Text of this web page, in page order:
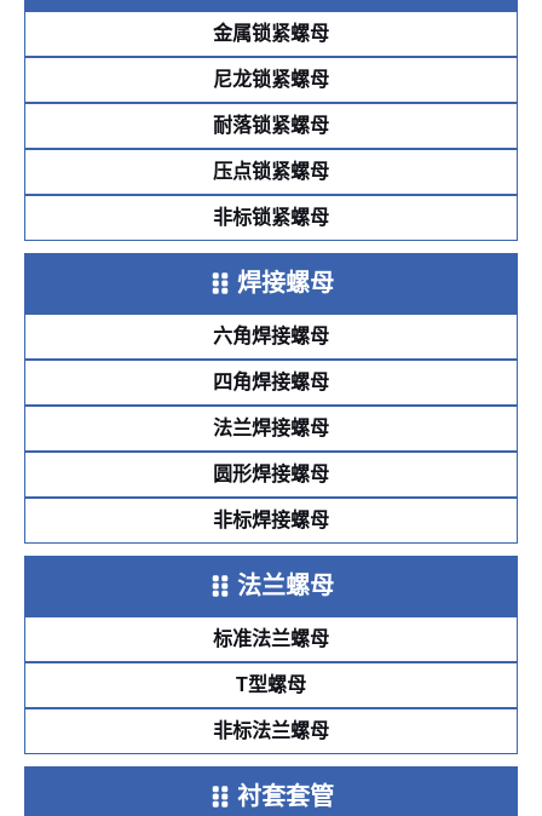
金属锁紧螺母
尼龙锁紧螺母
耐落锁紧螺母
压点锁紧螺母
非标锁紧螺母
焊接螺母
六角焊接螺母
四角焊接螺母
法兰焊接螺母
圆形焊接螺母
非标焊接螺母
法兰螺母
标准法兰螺母
T型螺母
非标法兰螺母
衬套套管